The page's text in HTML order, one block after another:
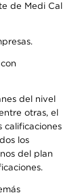
de Medi Cal
del nivel
otras, el
calificaciones
los
del plan